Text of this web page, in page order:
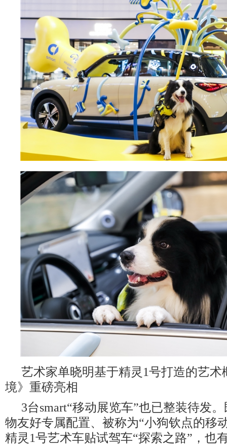
艺术家单晓明基于精灵1号打造的艺术
境》重磅亮相
3台smart“移动展览车”也已整装待发
物友好专属配置、被称为“小狗钦点的移
精灵1号艺术车贴试驾车“探索之路”，也